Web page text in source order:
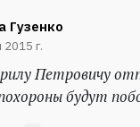
Гузенко
2015 г.
Петровичу
будут